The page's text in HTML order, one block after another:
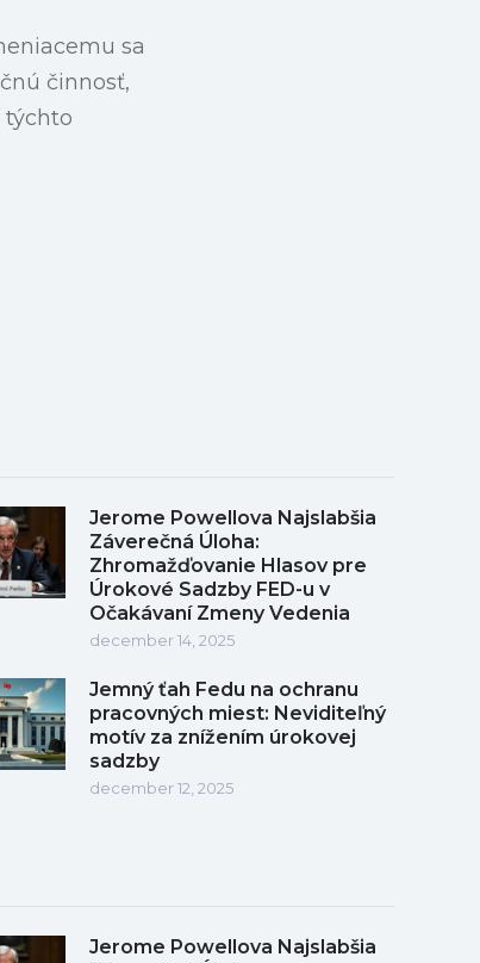
sa
činnosť,
týchto
Jerome Powellova Najslabšia
Záverečná Úloha:
Zhromažďovanie Hlasov pre
Úrokové Sadzby FED-u v
Očakávaní Zmeny Vedenia
december 14, 2025
Jemný ťah Fedu na ochranu
pracovných miest: Neviditeľný
motív za znížením úrokovej
sadzby
december 12, 2025
Jerome Powellova Najslabšia